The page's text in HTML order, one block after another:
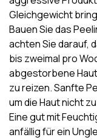
Gleichgewicht
Bauen Sie das
achten Sie darauf,
bis zweimal pro
abgestorbene
zu reizen. Sanfte
um die Haut nicht
Eine gut mit
anfällig für ein